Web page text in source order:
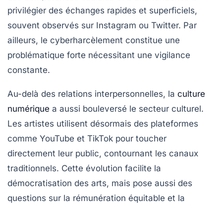
privilégier des échanges rapides et superficiels,
souvent observés sur Instagram ou Twitter. Par
ailleurs, le cyberharcèlement constitue une
problématique forte nécessitant une vigilance
constante.
Au-delà des relations interpersonnelles, la culture
numérique a aussi bouleversé le secteur culturel.
Les artistes utilisent désormais des plateformes
comme YouTube et TikTok pour toucher
directement leur public, contournant les canaux
traditionnels. Cette évolution facilite la
démocratisation des arts, mais pose aussi des
questions sur la rémunération équitable et la